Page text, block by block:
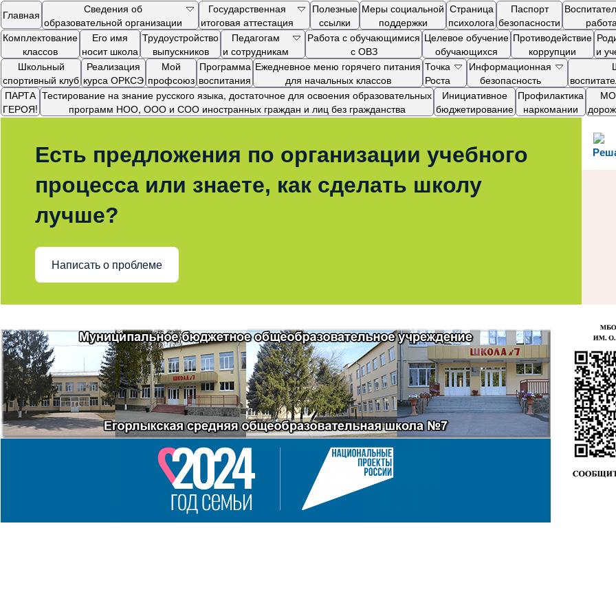
Главная
Сведения об
образовательной организации
Государственная
итоговая аттестация
Полезные
ссылки
Меры социальной
поддержки
Страница
психолога
Паспорт
безопасности
Комплектование
классов
Его имя
носит школа
Трудоустройство
выпускников
Педагогам
и сотрудникам
Работа с обучающимися
с ОВЗ
Целевое обучение
обучающихся
Противодействие
коррупции
и
Школьный
спортивный клуб
Реализация
курса ОРКСЭ
Мой
профсоюз
Программа
воспитания
Ежедневное меню горячего питания
для начальных классов
Точка
Роста
Информационная
безопасность
ПАРТА
ГЕРОЯ!
Тестирование на знание русского языка, достаточное для освоения образовательных
программ НОО, ООО и СОО иностранных граждан и лиц без гражданства
Инициативное
бюджетирование
Профилактика
наркомании
Есть предложения по организации учебного
процесса или знаете, как сделать школу
лучше?
Написать о проблеме